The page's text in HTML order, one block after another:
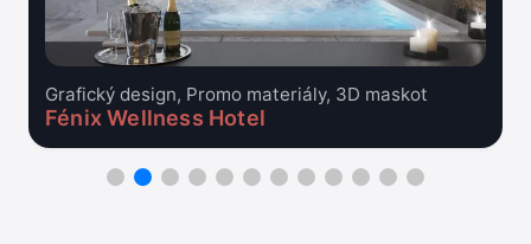
Grafický design, Promo materiály, 3D maskot
Fénix Wellness Hotel